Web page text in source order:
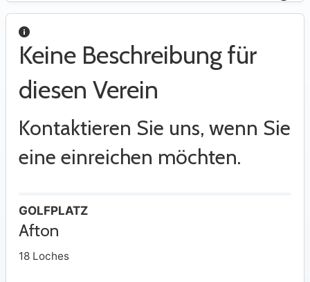
Keine Beschreibung für
diesen Verein
Kontaktieren Sie uns, wenn Sie
eine einreichen möchten.
GOLFPLATZ
Afton
18 Loches